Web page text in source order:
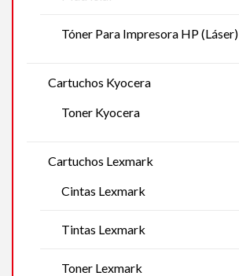
Tóner Para Impresora HP (Láser)
Cartuchos Kyocera
Toner Kyocera
Cartuchos Lexmark
Cintas Lexmark
Tintas Lexmark
Toner Lexmark